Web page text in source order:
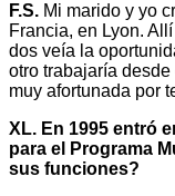
F.S. Mi marido y yo
Francia, en Lyon.
dos veía la
otro trabajaría
muy afortunada por
XL. En 1995 entró
para el Programa
sus funciones?